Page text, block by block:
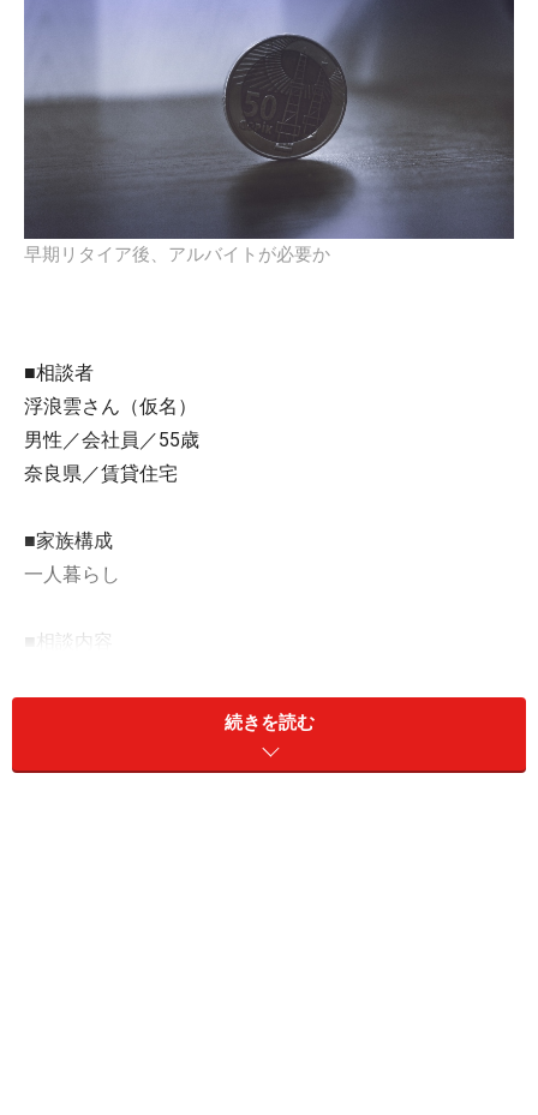
早期リタイア後、アルバイトが必要か
■相談者
浮浪雲さん（仮名）
男性／会社員／55歳
奈良県／賃貸住宅
■家族構成
一人暮らし
■相談内容
早期退職を考えています。退職金を含め現在の株価が変
動しなければ、56歳時点で1億2000万の資産があると考
えています。年金は65歳からの見込み受給額は、額面で
続きを読む